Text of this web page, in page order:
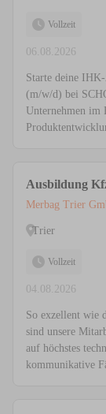
Vollzeit
06.08.2026
Starte deine
(m/w/d) bei
Unternehmen im
Ausbildung
Merbag Trier
Trier
Vollzeit
04.08.2026
So exzellent wie
sind unsere
auf höchstes
kommunikative